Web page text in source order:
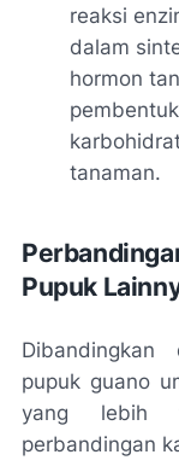
reaksi
dalam
hormon
tanaman.
Pupuk
pupuk guano
yang lebih
perbandingan